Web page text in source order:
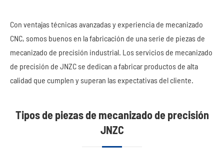
Con ventajas técnicas avanzadas y experiencia de mecanizado
CNC, somos buenos en la fabricación de una serie de piezas de
mecanizado de precisión industrial. Los servicios de mecanizado
de precisión de JNZC se dedican a fabricar productos de alta
calidad que cumplen y superan las expectativas del cliente.
Tipos de piezas de mecanizado de precisión
JNZC